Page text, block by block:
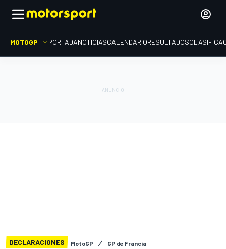
MOTOGP PORTADANOTICIASCALENDARIORESULTADOS
DECLARACIONES MotoGP GP de Francia